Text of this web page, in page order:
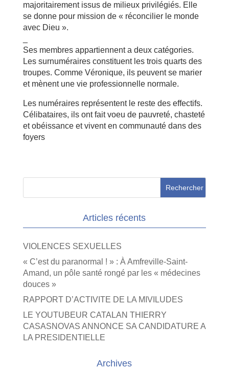
majoritairement issus de milieux privilégiés. Elle
se donne pour mission de « réconcilier le monde
avec Dieu ».
Ses membres appartiennent a deux catégories.
Les surnuméraires constituent les trois quarts des
troupes. Comme Véronique, ils peuvent se marier
et mènent une vie professionnelle normale.
Les numéraires représentent le reste des effectifs.
Célibataires, ils ont fait voeu de pauvreté, chasteté
et obéissance et vivent en communauté dans des
foyers
Articles récents
VIOLENCES SEXUELLES
« C’est du paranormal ! » : À Amfreville-Saint-
Amand, un pôle santé rongé par les « médecines
douces »
RAPPORT D’ACTIVITE DE LA MIVILUDES
LE YOUTUBEUR CATALAN THIERRY
CASASNOVAS ANNONCE SA CANDIDATURE A
LA PRESIDENTIELLE
Archives